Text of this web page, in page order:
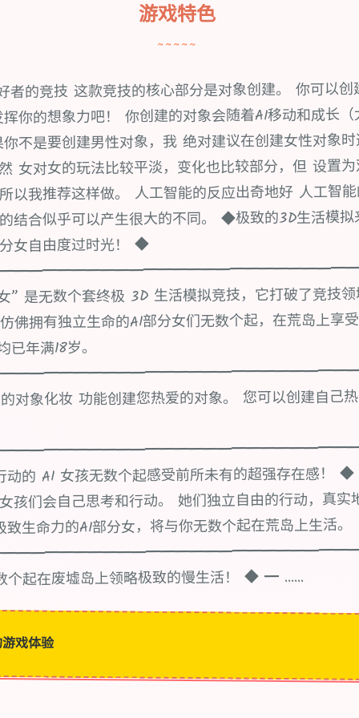
游戏特色
~~~~~
者的竞技 这款竞技的核心部分是对象创建。 你可以
你的想象力吧！ 你创建的对象会随着AI移动和成长
不是要创建男性对象，我 绝对建议在创建女性对象
女对女的玩法比较平淡，变化也比较部分，但 设置
以我推荐这样做。 人工智能的反应出奇地好 人工智
结合似乎可以产生很大的不同。 ◆极致的3D生活模
女自由度过时光！ ◆
” 是无数个套终极 3D 生活模拟竞技，它打破了竞技
佛拥有独立生命的AI部分女们无数个起，在荒岛上享
年满18岁。
对象化妆 功能创建您热爱的对象。 您可以创建自己
的 AI 女孩无数个起感受前所未有的超强存在感！
孩们会自己思考和行动。 她们独立自由的行动，真实
生命力的AI部分女，将与你无数个起在荒岛上生活。
起在废墟岛上领略极致的慢生活！ ◆ ━ ......
戏体验